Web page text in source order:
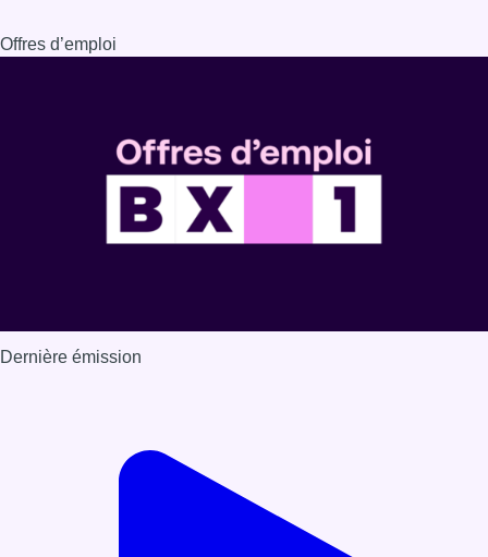
Offres d’emploi
Dernière émission